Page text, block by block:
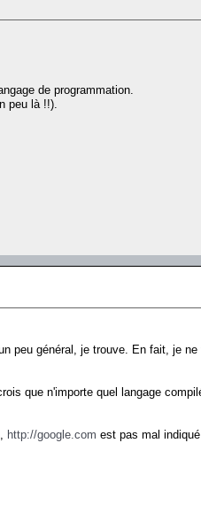
de programmation.
peu là !!).
peu général, je trouve. En fait, je
que n'importe quel langage
http://google.com est pas mal